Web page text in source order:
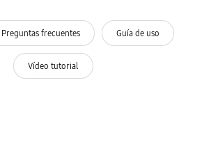
Preguntas frecuentes Guía de uso
Vídeo tutorial